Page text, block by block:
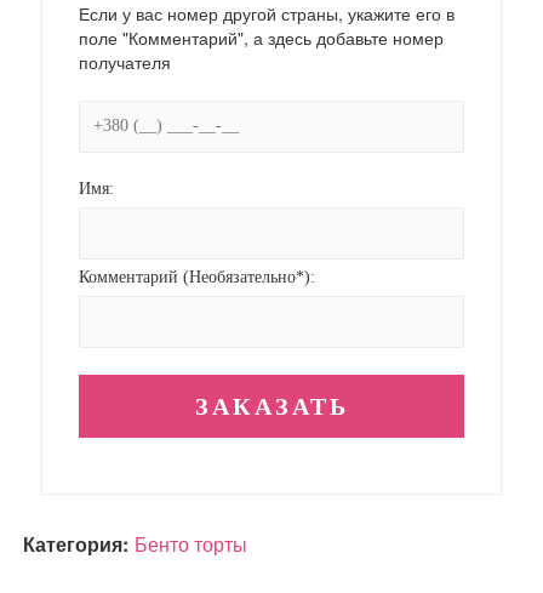
Если у вас номер другой страны, укажите его в
поле "Комментарий", а здесь добавьте номер
получателя
Имя:
Комментарий (Необязательно*):
Категория: Бенто торты